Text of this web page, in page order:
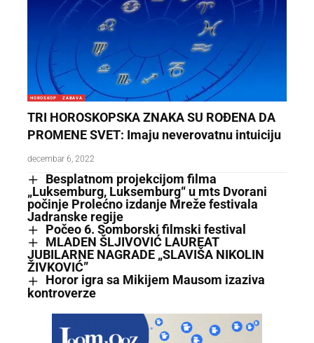
HOROSKOP ZABAVA
TRI HOROSKOPSKA ZNAKA SU ROĐENA DA
PROMENE SVET: Imaju neverovatnu intuiciju
decembar 6, 2022
Besplatnom projekcijom filma
„Luksemburg, Luksemburg“ u mts Dvorani
počinje Prolećno izdanje Mreže festivala
Jadranske regije
Počeo 6. Somborski filmski festival
MLADEN ŠLJIVOVIĆ LAUREAT
JUBILARNE NAGRADE „SLAVIŠA NIKOLIN
ŽIVKOVIĆ”
Horor igra sa Mikijem Mausom izaziva
kontroverze